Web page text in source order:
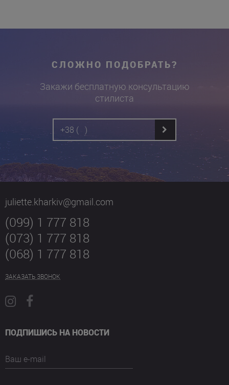
СЛОЖНО ПОДОБРАТЬ?
Закажи бесплатную консультацию
стилиста
juliette.kharkiv@gmail.com
(099) 1 777 818
(073) 1 777 818
(068) 1 777 818
ЗАКАЗАТЬ ЗВОНОК
ПОДПИШИСЬ НА НОВОСТИ
Ваш e-mail